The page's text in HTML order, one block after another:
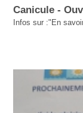
Canicule -
Infos sur :"En